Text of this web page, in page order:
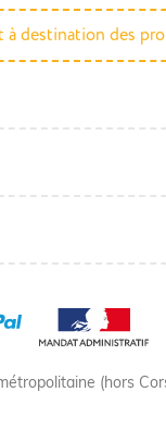
à destination des
(hors